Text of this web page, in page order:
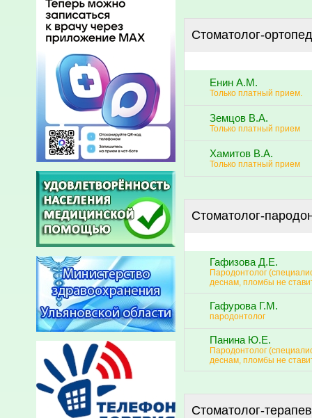
Стоматолог-ортопед
Енин А.М.
Только платный прием.
Земцов В.А.
Только платный прием
Хамитов В.А.
Только платный прием
Стоматолог-
Гафизова Д.Е.
Пародонтолог
деснам, пломбы не
Гафурова Г.М.
пародонтолог
Панина Ю.Е.
Пародонтолог
деснам, пломбы не
Стоматолог-